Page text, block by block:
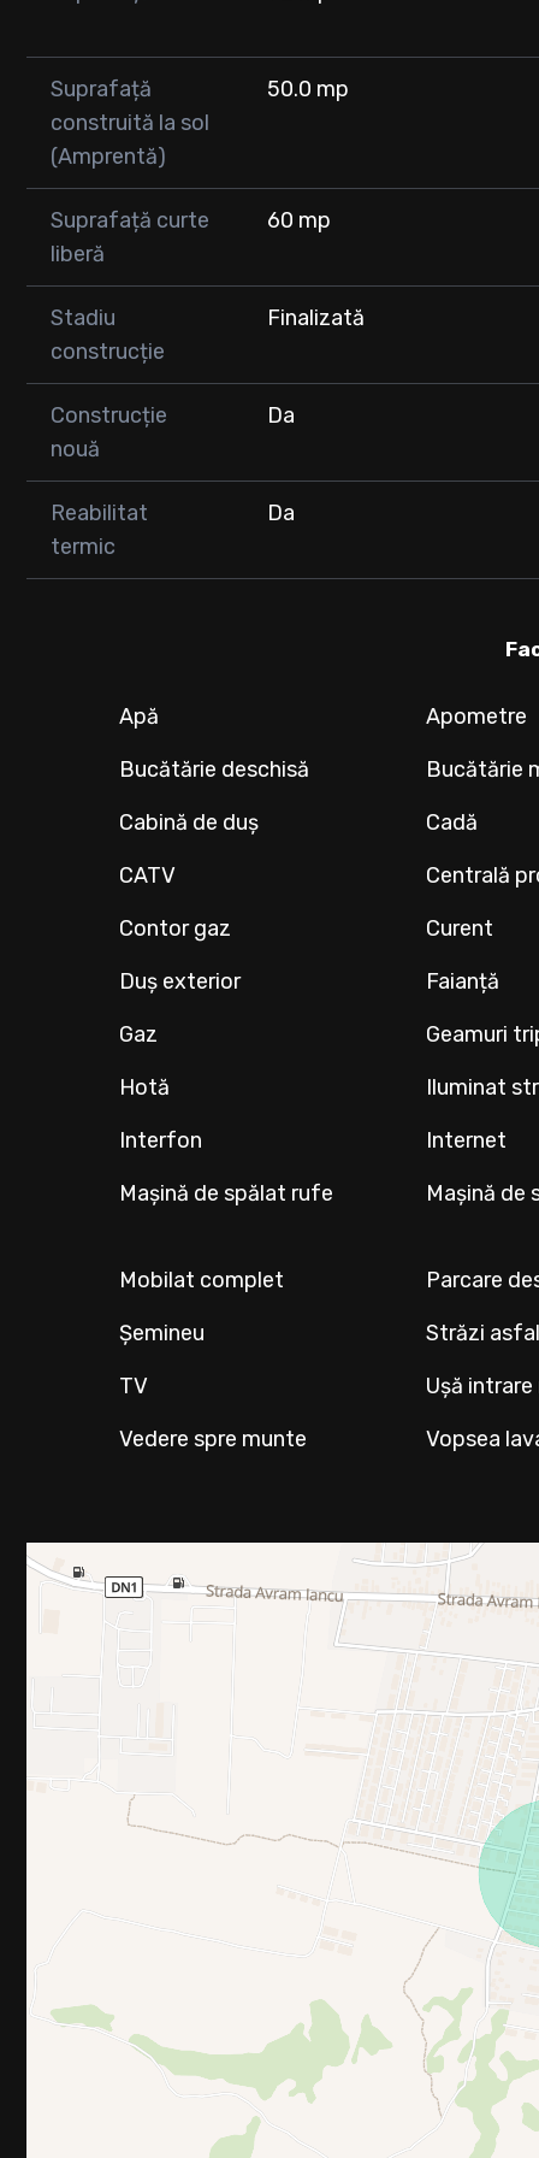
facil la puncte de interes.
Pentru mai multe detalii și vizionări, vă stăm cu drag la
0747 353 752
Suprafață
construită la sol
(Amprentă)
50.0 mp
Suprafață curte
liberă
60 mp
Stadiu
construcție
Finalizată
Construcție
nouă
Da
Reabilitat
termic
Da
Apă Apometre
Bucătărie deschisă
Bucătărie
Cabină de duș
Cadă
CATV
Centrală
Contor gaz
Curent
Duș exterior
Faianță
Gaz
Geamuri
Hotă
Iluminat
Interfon
Internet
Mașină de spălat rufe
Mașină de
Mobilat complet
Parcare
Șemineu
Străzi
TV
Ușă
Vedere spre munte
Vopsea